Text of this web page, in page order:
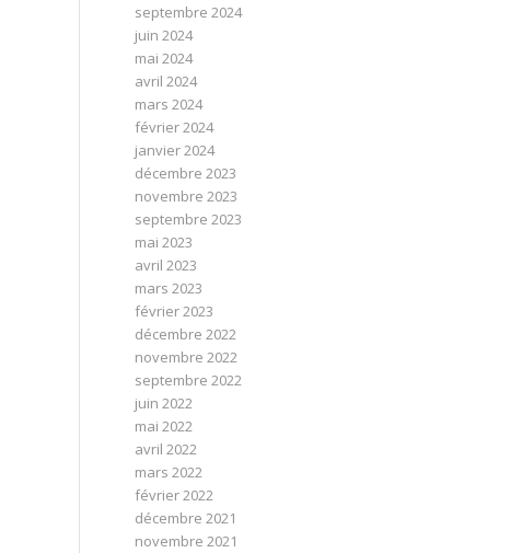
septembre 2024
juin 2024
mai 2024
avril 2024
mars 2024
février 2024
janvier 2024
décembre 2023
novembre 2023
septembre 2023
mai 2023
avril 2023
mars 2023
février 2023
décembre 2022
novembre 2022
septembre 2022
juin 2022
mai 2022
avril 2022
mars 2022
février 2022
décembre 2021
novembre 2021